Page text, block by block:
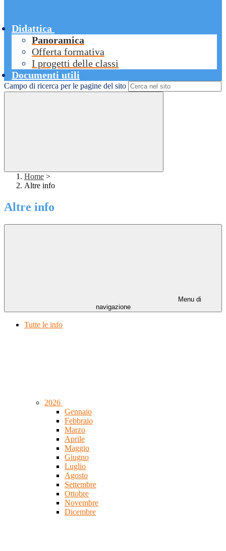
Didattica
Panoramica
Offerta formativa
I progetti delle classi
Documenti utili
Campo di ricerca per le pagine del sito
Home >
Altre info
Altre info
Menu di
navigazione
Tutte le info
2026
Gennaio
Febbraio
Marzo
Aprile
Maggio
Giugno
Luglio
Agosto
Settembre
Ottobre
Novembre
Dicembre